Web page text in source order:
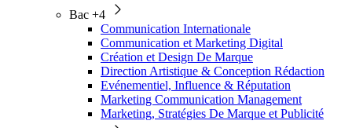
Bac +4
Communication Internationale
Communication et Marketing Digital
Création et Design De Marque
Direction Artistique & Conception Rédaction
Evénementiel, Influence & Réputation
Marketing Communication Management
Marketing, Stratégies De Marque et Publicité